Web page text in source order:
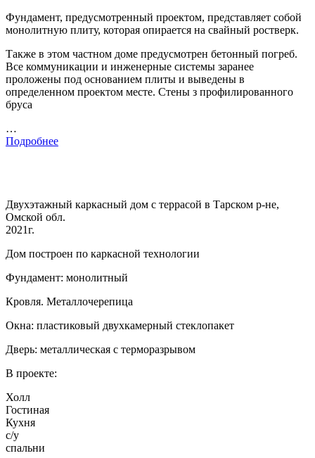
Фундамент, предусмотренный проектом, представляет собой
монолитную плиту, которая опирается на свайный ростверк.
Также в этом частном доме предусмотрен бетонный погреб.
Все коммуникации и инженерные системы заранее
проложены под основанием плиты и выведены в
определенном проектом месте. Стены з профилированного
бруса
…
Подробнее
Двухэтажный каркасный дом с террасой в Тарском р-не,
Омской обл.
2021г.
Дом построен по каркасной технологии
Фундамент: монолитный
Кровля. Металлочерепица
Окна: пластиковый двухкамерный стеклопакет
Дверь: металлическая с терморазрывом
В проекте:
Холл
Гостиная
Кухня
с/у
спальни